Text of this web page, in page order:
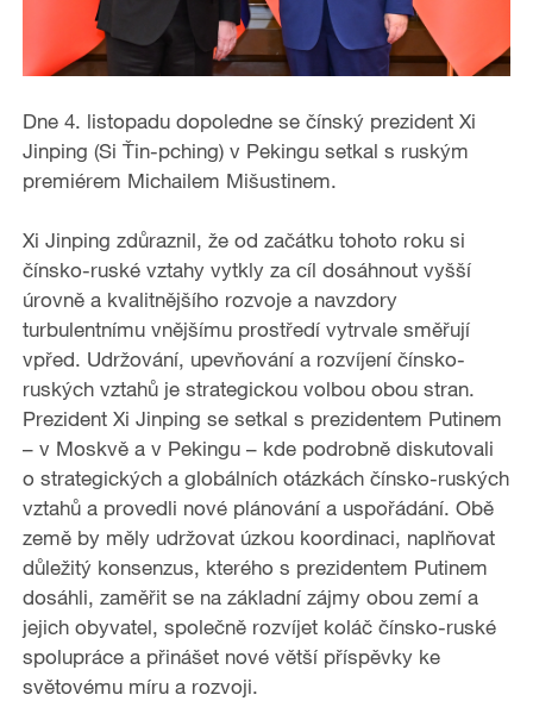
Dne 4. listopadu dopoledne se čínský prezident Xi
Jinping (Si Ťin-pching) v Pekingu setkal s ruským
premiérem Michailem Mišustinem.
Xi Jinping zdůraznil, že od začátku tohoto roku si
čínsko-ruské vztahy vytkly za cíl dosáhnout vyšší
úrovně a kvalitnějšího rozvoje a navzdory
turbulentnímu vnějšímu prostředí vytrvale směřují
vpřed. Udržování, upevňování a rozvíjení čínsko-
ruských vztahů je strategickou volbou obou stran.
Prezident Xi Jinping se setkal s prezidentem Putinem
– v Moskvě a v Pekingu – kde podrobně diskutovali
o strategických a globálních otázkách čínsko-ruských
vztahů a provedli nové plánování a uspořádání. Obě
země by měly udržovat úzkou koordinaci, naplňovat
důležitý konsenzus, kterého s prezidentem Putinem
dosáhli, zaměřit se na základní zájmy obou zemí a
jejich obyvatel, společně rozvíjet koláč čínsko-ruské
spolupráce a přinášet nové větší příspěvky ke
světovému míru a rozvoji.